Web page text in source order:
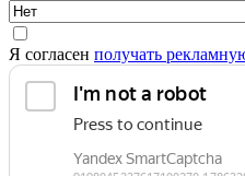
Я согласен получать